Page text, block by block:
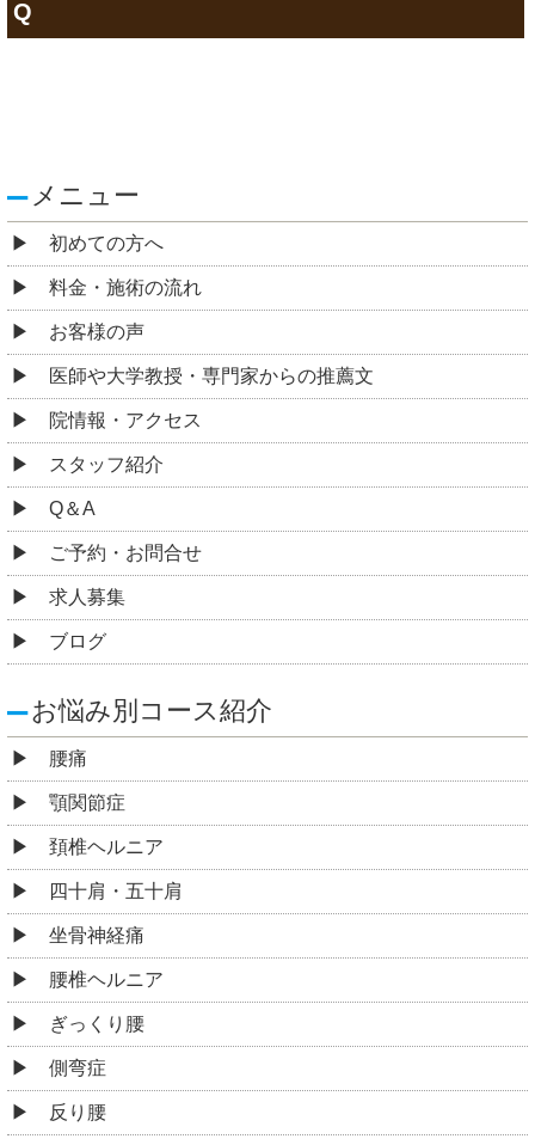
Q
メニュー
初めての方へ
料金・施術の流れ
お客様の声
医師や大学教授・専門家からの推薦文
院情報・アクセス
スタッフ紹介
Q＆A
ご予約・お問合せ
求人募集
ブログ
お悩み別コース紹介
腰痛
顎関節症
頚椎ヘルニア
四十肩・五十肩
坐骨神経痛
腰椎ヘルニア
ぎっくり腰
側弯症
反り腰